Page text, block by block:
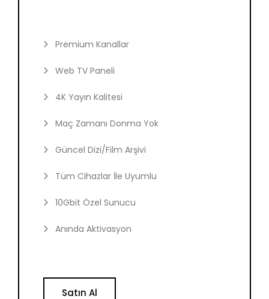
Premium Kanallar
Web TV Paneli
4K Yayın Kalitesi
Maç Zamanı Donma Yok
Güncel Dizi/Film Arşivi
Tüm Cihazlar İle Uyumlu
10Gbit Özel Sunucu
Anında Aktivasyon
Satın Al